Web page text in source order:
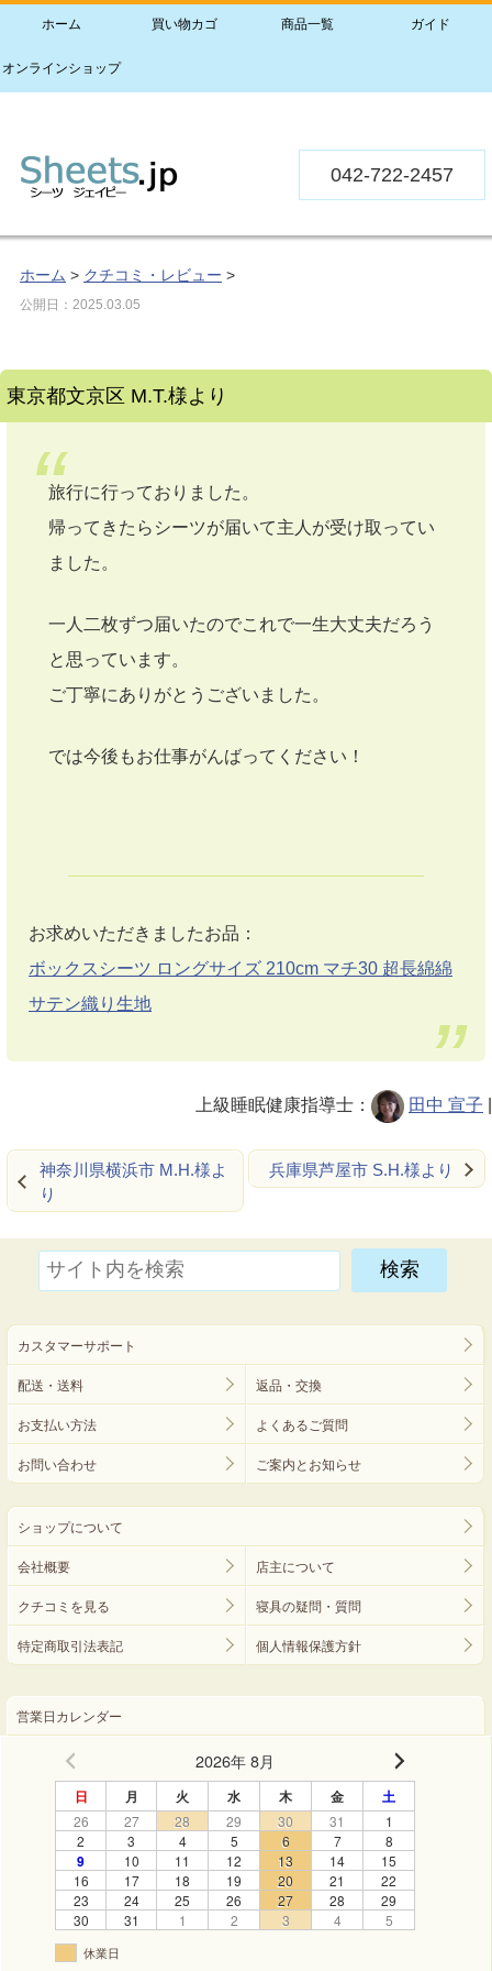
ホーム 買い物カゴ 商品一覧 ガイド
オンラインショップ
042-722-2457
ホーム > クチコミ・レビュー >
公開日： 2025.03.05
東京都文京区 M.T.様より
旅行に行っておりました。
帰ってきたらシーツが届いて主人が受け取ってい
ました。
一人二枚ずつ届いたのでこれで一生大丈夫だろう
と思っています。
ご丁寧にありがとうございました。
では今後もお仕事がんばってください！
お求めいただきましたお品：
ボックスシーツ ロングサイズ 210cm マチ30 超長綿綿
サテン織り生地
上級睡眠健康指導士： 田中 宣子
神奈川県横浜市 M.H.様よ
り
兵庫県芦屋市 S.H.様より
カスタマーサポート
配送・送料 返品・交換
お支払い方法 よくあるご質問
お問い合わせ ご案内とお知らせ
ショップについて
会社概要 店主について
クチコミを見る 寝具の疑問・質問
特定商取引法表記 個人情報保護方針
営業日カレンダー
2026年 8月
日 月 火 水 木 金 土
26 27 28 29 30 31
1
2
3 4 5 6 7 8
9 10 11 12 13 14
15
16
17 18 19 20 21
22
23
24 25 26 27 28
29
30
31 1 2 3 4 5
休業日